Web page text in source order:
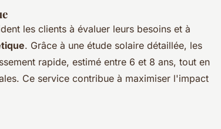
les clients à évaluer leurs besoins et à
. Grâce à une étude solaire détaillée, les
rapide, estimé entre 6 et 8 ans, tout en
Ce service contribue à maximiser l'impact